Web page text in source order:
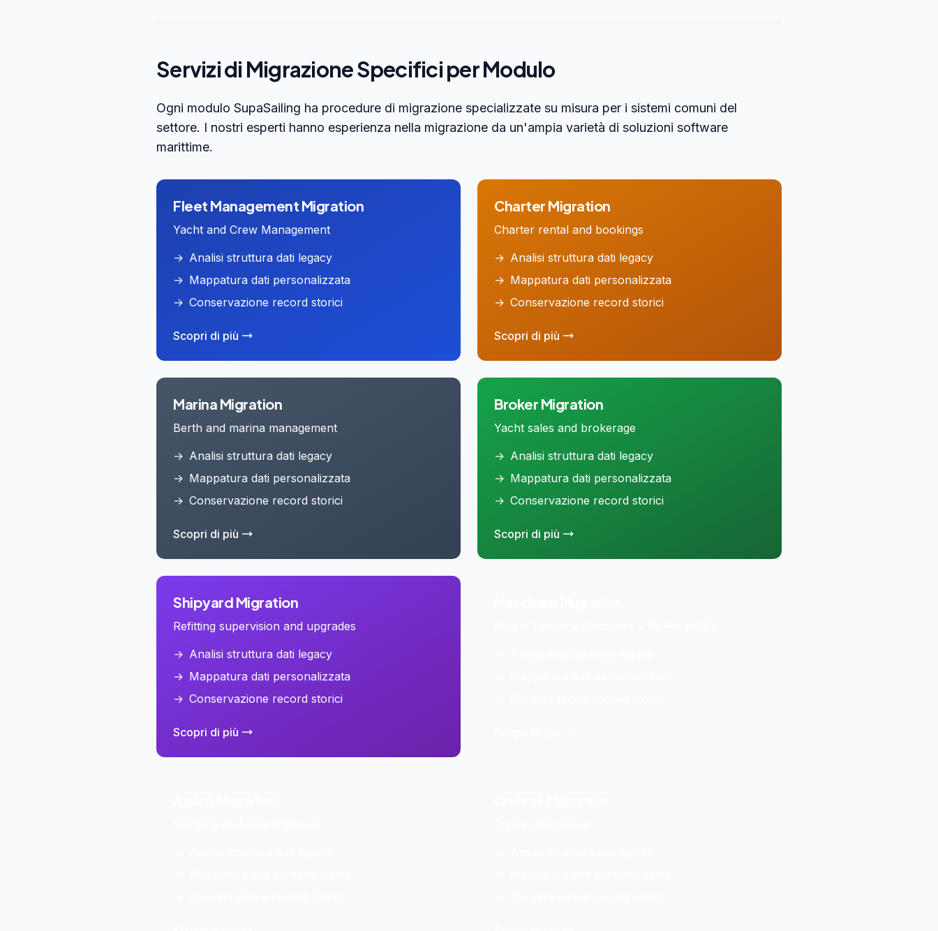
Servizi di Migrazione Specifici per Modulo
Ogni modulo SupaSailing ha procedure di migrazione specializzate su misura per i sistemi comuni del
settore. I nostri esperti hanno esperienza nella migrazione da un'ampia varietà di soluzioni software
marittime.
Fleet Management Migration
Yacht and Crew Management
→ Analisi struttura dati legacy
→ Mappatura dati personalizzata
→ Conservazione record storici
Scopri di più
Charter Migration
Charter rental and bookings
→ Analisi struttura dati legacy
→ Mappatura dati personalizzata
→ Conservazione record storici
Scopri di più
Marina Migration
Berth and marina management
→ Analisi struttura dati legacy
→ Mappatura dati personalizzata
→ Conservazione record storici
Scopri di più
Broker Migration
Yacht sales and brokerage
→ Analisi struttura dati legacy
→ Mappatura dati personalizzata
→ Conservazione record storici
Scopri di più
Shipyard Migration
Refitting supervision and upgrades
→ Analisi struttura dati legacy
→ Mappatura dati personalizzata
→ Conservazione record storici
Scopri di più